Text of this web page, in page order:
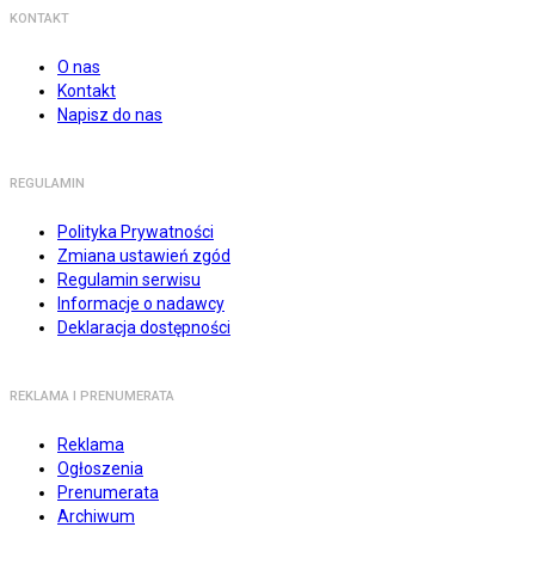
KONTAKT
O nas
Kontakt
Napisz do nas
REGULAMIN
Polityka Prywatności
Zmiana ustawień zgód
Regulamin serwisu
Informacje o nadawcy
Deklaracja dostępności
REKLAMA I PRENUMERATA
Reklama
Ogłoszenia
Prenumerata
Archiwum